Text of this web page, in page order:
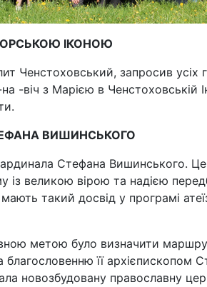
ІКОНОЮ
Ченстоховський, запросив
-віч з Марією в Ченстоховській
ВИШИНСЬКОГО
Стефана Вишинського.
із великою вірою та надією
такий досвід у програмі
метою було визначити
благословенню її архієпископом
новозбудовану православну